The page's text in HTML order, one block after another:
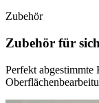
Zubehör
Zubehör für
Perfekt